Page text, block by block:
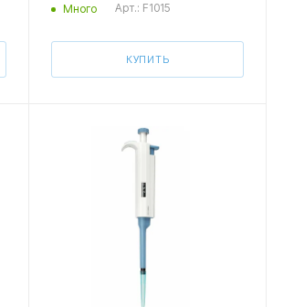
Много Арт.: F1015
КУПИТЬ